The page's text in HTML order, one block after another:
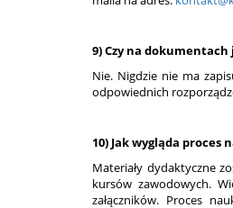
9) Czy na
Nie. Nigdzie nie ma
odpowiednich
10) Jak wygląda
Materiały dydaktyczne
kursów zawodowych.
załączników. Proces